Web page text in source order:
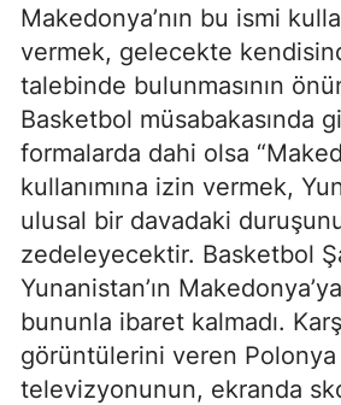
Makedonya’nın bu ismi
vermek, gelecekte
talebinde bulunmasının
Basketbol müsabakasında
formalarda dahi olsa
kullanımına izin vermek,
ulusal bir davadaki
zedeleyecektir. Basketbol
Yunanistan’ın
bununla ibaret kalmadı.
görüntülerini veren Polonya
televizyonunun, ekranda